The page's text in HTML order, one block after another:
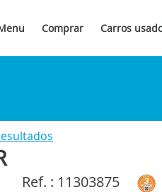
Comprar Carros
Ref. : 11303875